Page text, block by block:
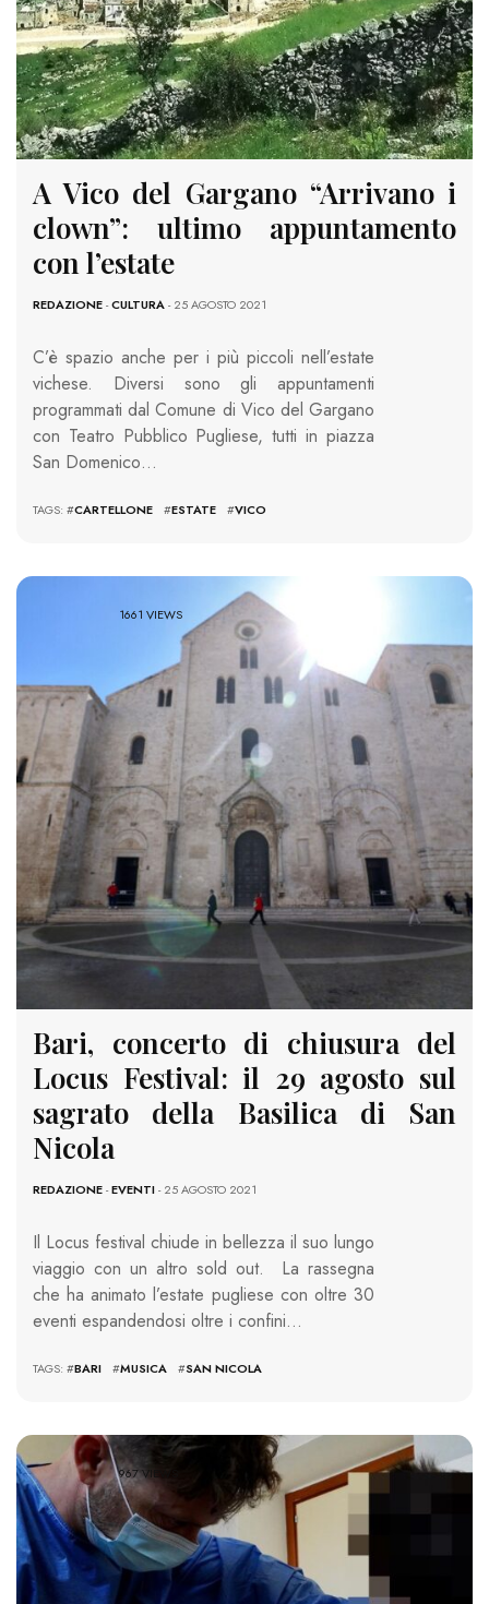
A Vico del Gargano “Arrivano i
clown”: ultimo appuntamento
con l’estate
REDAZIONE-CULTURA- 25 AGOSTO 2021
C’è spazio anche per i più piccoli nell’estate
vichese. Diversi sono gli appuntamenti
programmati dal Comune di Vico del Gargano
con Teatro Pubblico Pugliese, tutti in piazza
San Domenico…
TAGS: #CARTELLONE #ESTATE #VICO
1661 VIEWS
Bari, concerto di chiusura del
Locus Festival: il 29 agosto sul
sagrato della Basilica di San
Nicola
REDAZIONE-EVENTI- 25 AGOSTO 2021
Il Locus festival chiude in bellezza il suo lungo
viaggio con un altro sold out. La rassegna
che ha animato l’estate pugliese con oltre 30
eventi espandendosi oltre i confini…
TAGS: #BARI #MUSICA #SAN NICOLA
967 VIEWS